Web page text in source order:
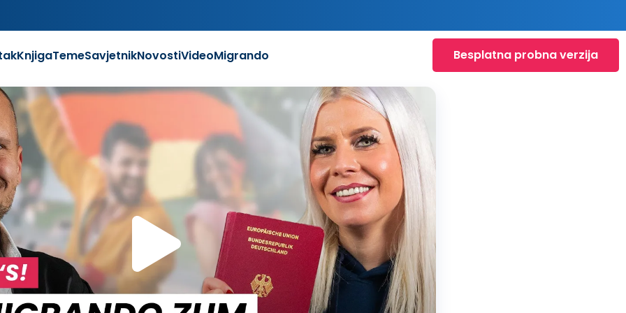
KnjigaTemeSavjetnikNovostiVideoMigrando Besplatna probna verzija
Reproduciraj
videozapis